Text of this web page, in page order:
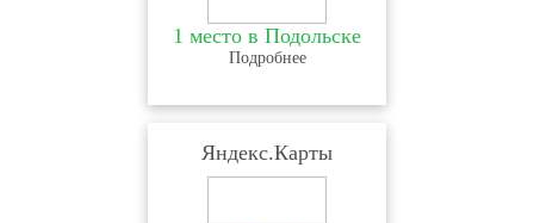
1 место в Подольске
Подробнее
Яндекс.Карты